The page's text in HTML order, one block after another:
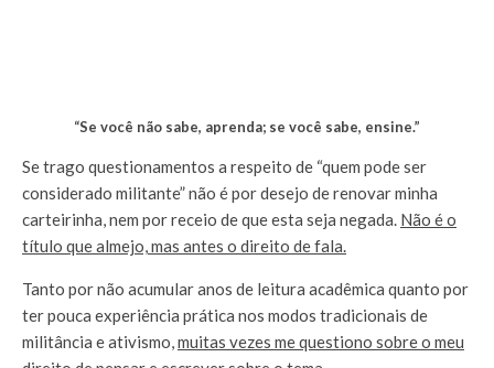
“Se você não sabe, aprenda; se você sabe, ensine.”
Se trago questionamentos a respeito de “quem pode ser
considerado militante” não é por desejo de renovar minha
carteirinha, nem por receio de que esta seja negada. Não é o
título que almejo, mas antes o direito de fala.
Tanto por não acumular anos de leitura acadêmica quanto por
ter pouca experiência prática nos modos tradicionais de
militância e ativismo,muitas vezes me questiono sobre o meu